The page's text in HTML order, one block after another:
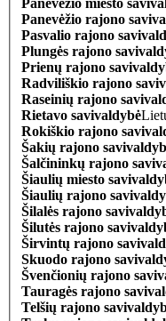
Panevėžio miesto
Panevėžio rajono
Pasvalio rajono
Plungės rajono
Prienų rajono
Radviliškio rajono
Raseinių rajono
Rietavo savivaldybė
Rokiškio rajono
Šakių rajono
Šalčininkų rajono
Šiaulių miesto
Šiaulių rajono
Šilalės rajono
Šilutės rajono
Širvintų rajono
Skuodo rajono
Švenčionių rajono
Tauragės rajono
Telšių rajono